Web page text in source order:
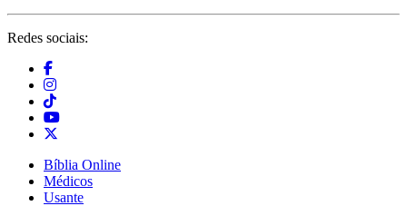
Redes sociais:
Bíblia Online
Médicos
Usante